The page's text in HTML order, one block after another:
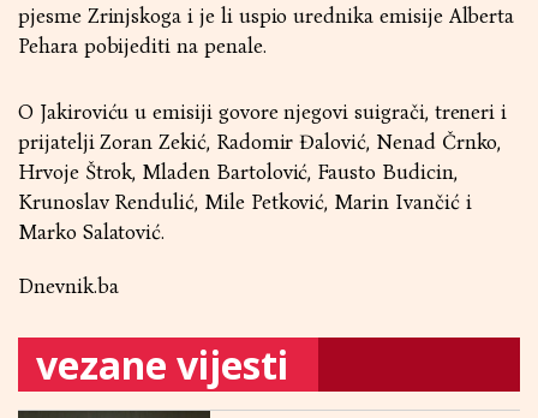
pjesme Zrinjskoga i je li uspio urednika emisije Alberta
Pehara pobijediti na penale.
O Jakiroviću u emisiji govore njegovi suigrači, treneri i
prijatelji Zoran Zekić, Radomir Đalović, Nenad Črnko,
Hrvoje Štrok, Mladen Bartolović, Fausto Budicin,
Krunoslav Rendulić, Mile Petković, Marin Ivančić i
Marko Salatović.
Dnevnik.ba
vezane vijesti